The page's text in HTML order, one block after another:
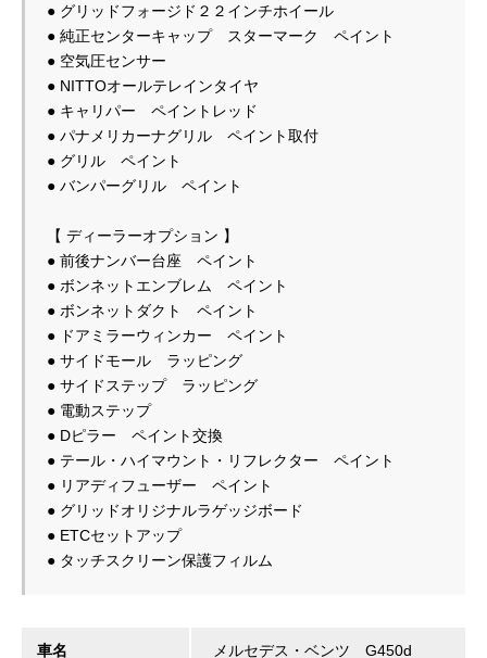
● グリッドフォージド２２インチホイール
● 純正センターキャップ　スターマーク　ペイント
● 空気圧センサー
● NITTOオールテレインタイヤ
● キャリパー　ペイントレッド
● パナメリカーナグリル　ペイント取付
● グリル　ペイント
● バンパーグリル　ペイント
【 ディーラーオプション 】
● 前後ナンバー台座　ペイント
● ボンネットエンブレム　ペイント
● ボンネットダクト　ペイント
● ドアミラーウィンカー　ペイント
● サイドモール　ラッピング
● サイドステップ　ラッピング
● 電動ステップ
● Dピラー　ペイント交換
● テール・ハイマウント・リフレクター　ペイント
● リアディフューザー　ペイント
● グリッドオリジナルラゲッジボード
● ETCセットアップ
● タッチスクリーン保護フィルム
車名 メルセデス・ベンツ G450d